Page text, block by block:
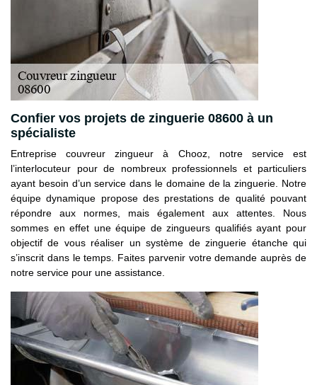
Confier vos projets de zinguerie 08600 à un
spécialiste
Entreprise couvreur zingueur à Chooz, notre service est
l’interlocuteur pour de nombreux professionnels et particuliers
ayant besoin d’un service dans le domaine de la zinguerie. Notre
équipe dynamique propose des prestations de qualité pouvant
répondre aux normes, mais également aux attentes. Nous
sommes en effet une équipe de zingueurs qualifiés ayant pour
objectif de vous réaliser un système de zinguerie étanche qui
s’inscrit dans le temps. Faites parvenir votre demande auprès de
notre service pour une assistance.